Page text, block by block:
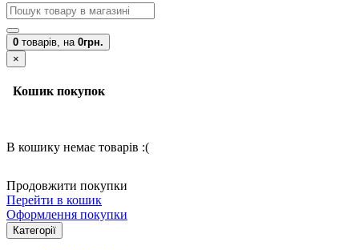
0 товарів, на 0грн.
×
Кошик покупок
В кошику немає товарів :(
Продовжити покупки
Перейти в кошик
Оформлення покупки
Категорії